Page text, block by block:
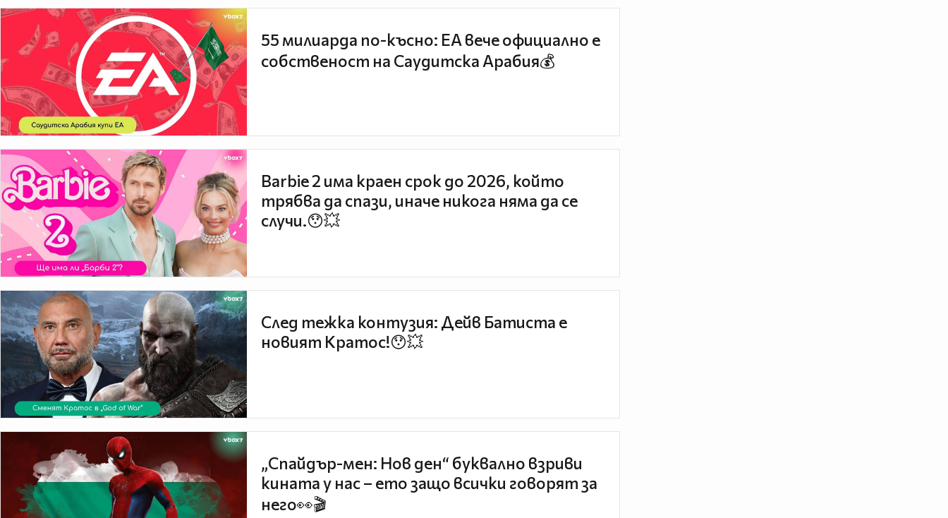
55 милиарда по-късно: EA вече официално е
собственост на Саудитска Арабия💰
Barbie 2 има краен срок до 2026, който
трябва да спази, иначе никога няма да се
случи.😯💥
След тежка контузия: Дейв Батиста е
новият Кратос!😯💥
„Спайдър-мен: Нов ден“ буквално взриви
кината у нас – ето защо всички говорят за
него👀🎬